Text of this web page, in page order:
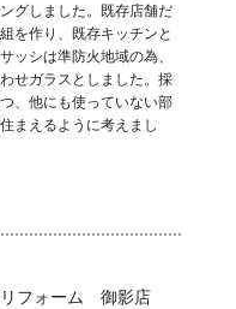
グしました。既存店舗だ
を作り、既存キッチンと
ッシは準防火地域の為、
せガラスとしました。採
、他にも使っていない部
まえるように考えまし
フォーム 御影店